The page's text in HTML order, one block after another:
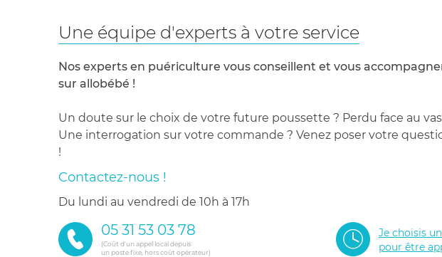
Une équipe d'experts à votre service
Nos experts en puériculture vous conseillent et vous
sur allobébé !
Un doute sur le choix de votre future poussette ? Perdu face au
Une interrogation sur votre commande ? Venez poser votre
!
Contactez-nous !
du lundi au vendredi de 10h à 17h
05 31 53 03 78
(Coût d'un appel local depuis
un poste fixe, hors coût opérateur)
Je choisis
pour être